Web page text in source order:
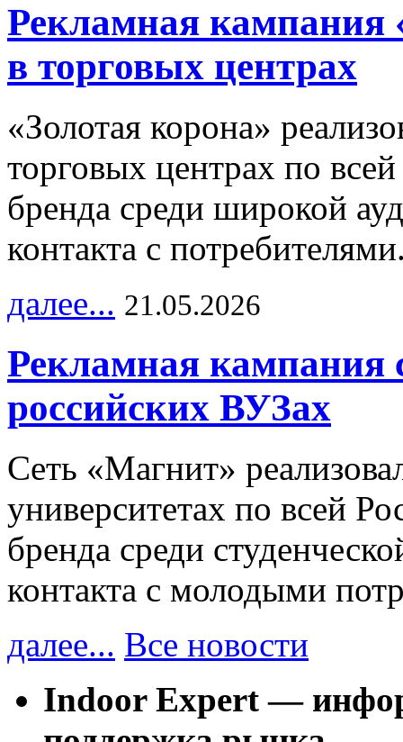
Рекламная кампания
в торговых центрах
«Золотая корона»
торговых центрах по
бренда среди широкой
контакта с
далее... 21.05.2026
Рекламная кампания
российских ВУЗах
Сеть «Магнит»
университетах по всей
бренда среди
контакта с молодыми
далее... Все новости
Indoor Expert—